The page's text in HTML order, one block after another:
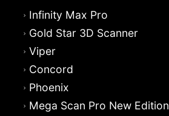
Infinity Max Pro
Gold Star 3D Scanner
Viper
Concord
Phoenix
Mega Scan Pro New Edition